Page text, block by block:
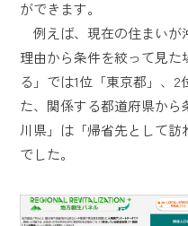
ができます。
例えば、現在の住まいが
理由から条件を絞って見
る」では1位「東京都」、
た、関係する都道府県か
川県」は「帰省先として訪
でした。